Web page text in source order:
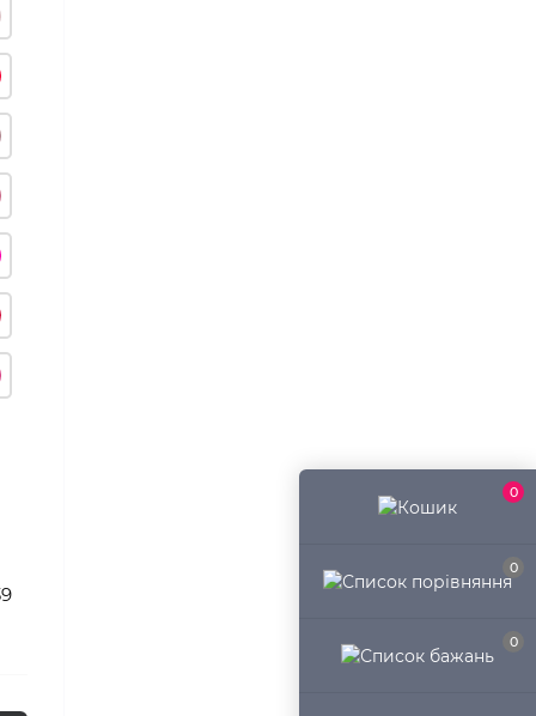
0
0
0